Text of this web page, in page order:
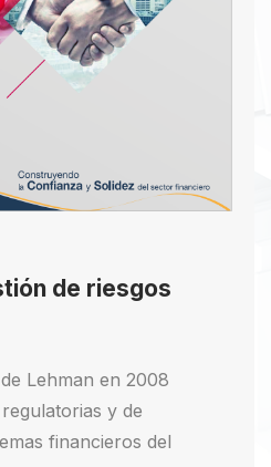
de riesgos
Lehman en 2008
y de
financieros del